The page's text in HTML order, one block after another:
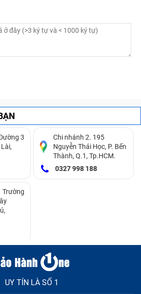
3
Chi nhánh 2. 195
Nguyễn Thái Học, P. Bến
Thành, Q.1, Tp.HCM.
0327 998 188
Trường
UY TÍN LÀ SỐ 1